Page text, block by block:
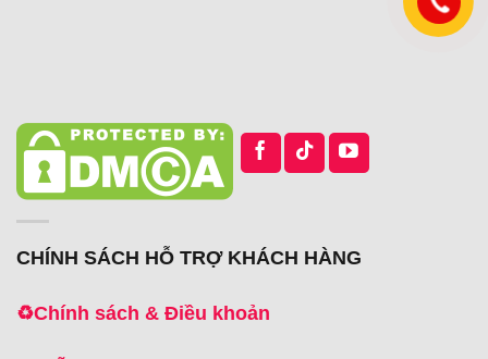
CHÍNH SÁCH HỖ TRỢ KHÁCH HÀNG
♻️Chính sách & Điều khoản